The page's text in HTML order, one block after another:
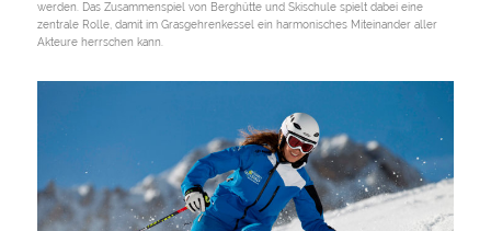
werden. Das Zusammenspiel von Berghütte und Skischule spielt dabei eine
zentrale Rolle, damit im Grasgehrenkessel ein harmonisches Miteinander aller
Akteure herrschen kann.